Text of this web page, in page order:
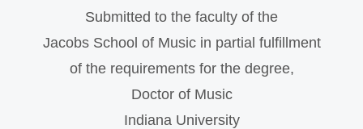
Submitted to the faculty of the
Jacobs School of Music in partial fulfillment
of the requirements for the degree,
Doctor of Music
Indiana University